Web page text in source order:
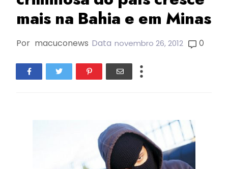
mais na Bahia e em Minas
Por macuconews Data novembro 26, 2012 0